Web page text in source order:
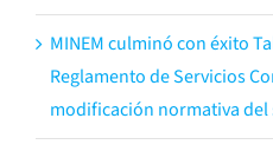
MINEM culminó con éxito
Reglamento de Servicios
modificación normativa